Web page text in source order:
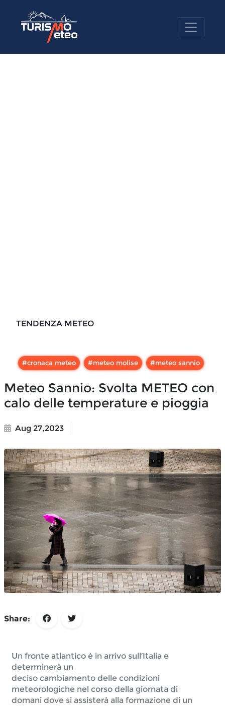
TENDENZA METEO
#cronaca meteo #meteo molise #meteo sannio
Meteo Sannio: Svolta METEO con
calo delle temperature e pioggia
Aug 27,2023
Share:
Un fronte atlantico è in arrivo sull’Italia e
determinerà un
deciso cambiamento delle condizioni
meteorologiche nel corso della giornata di
domani dove si assisterà alla formazione di un